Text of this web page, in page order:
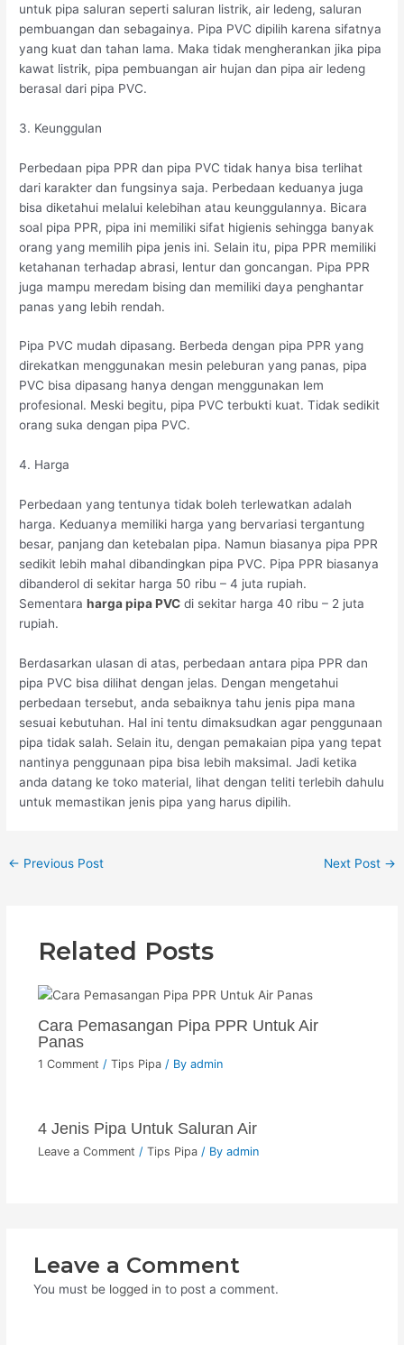
untuk pipa saluran seperti saluran listrik, air ledeng, saluran
pembuangan dan sebagainya. Pipa PVC dipilih karena sifatnya
yang kuat dan tahan lama. Maka tidak mengherankan jika pipa
kawat listrik, pipa pembuangan air hujan dan pipa air ledeng
berasal dari pipa PVC.
3. Keunggulan
Perbedaan pipa PPR dan pipa PVC tidak hanya bisa terlihat
dari karakter dan fungsinya saja. Perbedaan keduanya juga
bisa diketahui melalui kelebihan atau keunggulannya. Bicara
soal pipa PPR, pipa ini memiliki sifat higienis sehingga banyak
orang yang memilih pipa jenis ini. Selain itu, pipa PPR memiliki
ketahanan terhadap abrasi, lentur dan goncangan. Pipa PPR
juga mampu meredam bising dan memiliki daya penghantar
panas yang lebih rendah.
Pipa PVC mudah dipasang. Berbeda dengan pipa PPR yang
direkatkan menggunakan mesin peleburan yang panas, pipa
PVC bisa dipasang hanya dengan menggunakan lem
profesional. Meski begitu, pipa PVC terbukti kuat. Tidak sedikit
orang suka dengan pipa PVC.
4. Harga
Perbedaan yang tentunya tidak boleh terlewatkan adalah
harga. Keduanya memiliki harga yang bervariasi tergantung
besar, panjang dan ketebalan pipa. Namun biasanya pipa PPR
sedikit lebih mahal dibandingkan pipa PVC. Pipa PPR biasanya
dibanderol di sekitar harga 50 ribu – 4 juta rupiah.
Sementaraharga pipa PVC di sekitar harga 40 ribu – 2 juta
rupiah.
Berdasarkan ulasan di atas, perbedaan antara pipa PPR dan
pipa PVC bisa dilihat dengan jelas. Dengan mengetahui
perbedaan tersebut, anda sebaiknya tahu jenis pipa mana
sesuai kebutuhan. Hal ini tentu dimaksudkan agar penggunaan
pipa tidak salah. Selain itu, dengan pemakaian pipa yang tepat
nantinya penggunaan pipa bisa lebih maksimal. Jadi ketika
anda datang ke toko material, lihat dengan teliti terlebih dahulu
untuk memastikan jenis pipa yang harus dipilih.
← Previous Post Next Post →
Related Posts
Cara Pemasangan Pipa PPR Untuk Air
Panas
1 Comment / Tips Pipa/ By admin
4 Jenis Pipa Untuk Saluran Air
Leave a Comment / Tips Pipa/ By admin
Leave a Comment
You must be logged in to post a comment.